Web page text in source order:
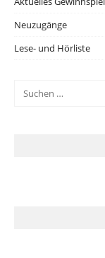
Neuzugänge
Lese- und Hörliste
Suchen